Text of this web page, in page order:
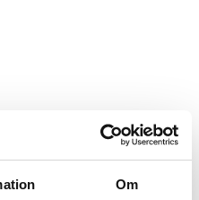
Om